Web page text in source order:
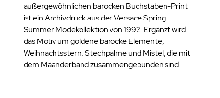
außergewöhnlichen barocken Buchstaben-Print
ist ein Archivdruck aus der Versace Spring
Summer Modekollektion von 1992. Ergänzt wird
das Motiv um goldene barocke Elemente,
Weihnachtsstern, Stechpalme und Mistel, die mit
dem Mäanderband zusammengebunden sind.